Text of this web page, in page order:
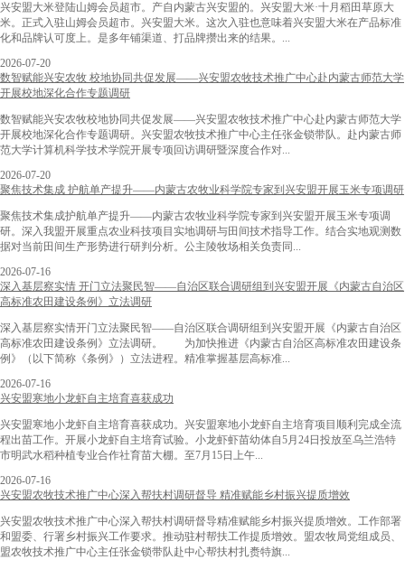
兴安盟大米登陆山姆会员超市。产自内蒙古兴安盟的。兴安盟大米·十月稻田草原大
米。正式入驻山姆会员超市。兴安盟大米。这次入驻也意味着兴安盟大米在产品标准
化和品牌认可度上。是多年铺渠道、打品牌攒出来的结果。...
2026-07-20
数智赋能兴安农牧 校地协同共促发展——兴安盟农牧技术推广中心赴内蒙古师范大学
开展校地深化合作专题调研
数智赋能兴安农牧校地协同共促发展——兴安盟农牧技术推广中心赴内蒙古师范大学
开展校地深化合作专题调研。兴安盟农牧技术推广中心主任张金锁带队。赴内蒙古师
范大学计算机科学技术学院开展专项回访调研暨深度合作对...
2026-07-20
聚焦技术集成 护航单产提升——内蒙古农牧业科学院专家到兴安盟开展玉米专项调研
聚焦技术集成护航单产提升——内蒙古农牧业科学院专家到兴安盟开展玉米专项调
研。深入我盟开展重点农业科技项目实地调研与田间技术指导工作。结合实地观测数
据对当前田间生产形势进行研判分析。公主陵牧场相关负责同...
2026-07-16
深入基层察实情 开门立法聚民智——自治区联合调研组到兴安盟开展《内蒙古自治区
高标准农田建设条例》立法调研
深入基层察实情开门立法聚民智——自治区联合调研组到兴安盟开展《内蒙古自治区
高标准农田建设条例》立法调研。 为加快推进《内蒙古自治区高标准农田建设条
例》（以下简称《条例》）立法进程。精准掌握基层高标准...
2026-07-16
兴安盟寒地小龙虾自主培育喜获成功
兴安盟寒地小龙虾自主培育喜获成功。兴安盟寒地小龙虾自主培育项目顺利完成全流
程出苗工作。开展小龙虾自主培育试验。小龙虾虾苗幼体自5月24日投放至乌兰浩特
市明武水稻种植专业合作社育苗大棚。至7月15日上午...
2026-07-16
兴安盟农牧技术推广中心深入帮扶村调研督导 精准赋能乡村振兴提质增效
兴安盟农牧技术推广中心深入帮扶村调研督导精准赋能乡村振兴提质增效。工作部署
和盟委、行署乡村振兴工作要求。推动驻村帮扶工作提质增效。盟农牧局党组成员、
盟农牧技术推广中心主任张金锁带队赴中心帮扶村扎赉特旗...